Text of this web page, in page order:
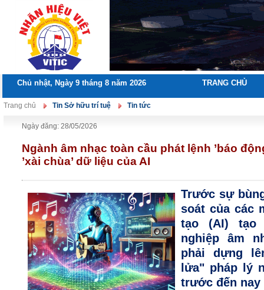
Chủ nhật, Ngày 9 tháng 8 năm 2026 TRANG CHỦ
Trang chủ Tin Sở hữu trí tuệ Tin tức
Ngày đăng: 28/05/2026
Ngành âm nhạc toàn cầu phát lệnh ’báo
’xài chùa’ dữ liệu của AI
Trước sự bù
soát của các
tạo (AI) tạo
nghiệp âm
phải dựng
lửa" pháp lý
trước đến nay